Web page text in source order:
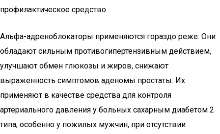
профилактическое средство.
Альфа-адреноблокаторы применяются гораздо реже. Они
обладают сильным противогипертензивным действием,
улучшают обмен глюкозы и жиров, снижают
выраженность симптомов аденомы простаты. Их
применяют в качестве средства для контроля
артериального давления у больных сахарным диабетом 2
типа, особенно у пожилых мужчин, при отсутствии